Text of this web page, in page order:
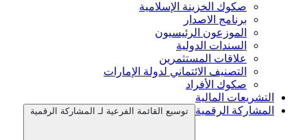
صكوك الخزينة الإسلامية
برنامج الاصدار
الموزعون الرئيسيون
السندات الدولية
علاقات المستثمرين
التصنيف الائتماني لدولة الإمارات
صكوك الأفراد
التشريعات المالية
المشاركة الرقمية
توسيع القائمة الفرعية لـ المشاركة الرقمية